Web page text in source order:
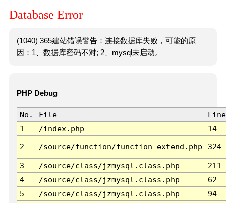
Database Error
(1040) 365建站错误警告：连接数据库失败，可能的原
因：1、数据库密码不对; 2、mysql未启动。
PHP Debug
No. File
Line
1
/index.php 14
2 /source/function/function_extend.php 324
3 /source/class/jzmysql.class.php
211
4
/source/class/jzmysql.class.php
62
5
/source/class/jzmysql.class.php
94